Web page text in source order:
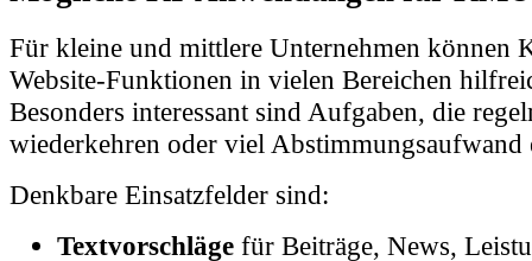
Website-Funktionen in vielen Bereichen
Besonders interessant sind Aufgaben, die
wiederkehren oder viel Abstimmungsaufwand